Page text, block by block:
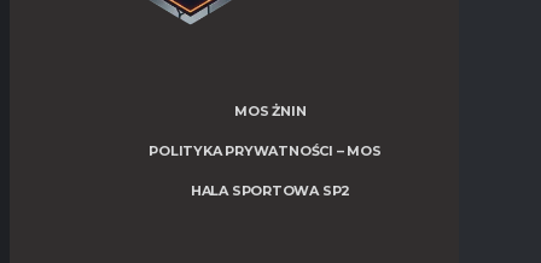
MOS ŻNIN
POLITYKA PRYWATNOŚCI – MOS
HALA SPORTOWA SP2